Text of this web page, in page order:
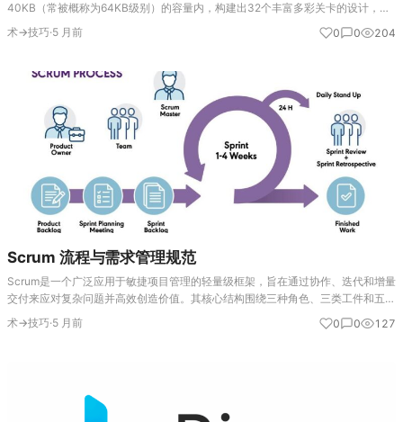
40KB（常被概称为64KB级别）的容量内，构建出32个丰富多彩关卡的设计，堪
称工程与艺术的奇迹。这不仅是技术限制下的产物，更是一套历经时间考验、关于
如何用最少资源创造…
术→技巧·5 月前 0 0 204
Scrum 流程与需求管理规范
Scrum是一个广泛应用于敏捷项目管理的轻量级框架，旨在通过协作、迭代和增量
交付来应对复杂问题并高效创造价值。其核心结构围绕三种角色、三类工件和五个
事件展开。 三种角色包括： 产品负责人，定义产品愿景和需求优先级； Scrum
Master…
术→技巧·5 月前 0 0 127